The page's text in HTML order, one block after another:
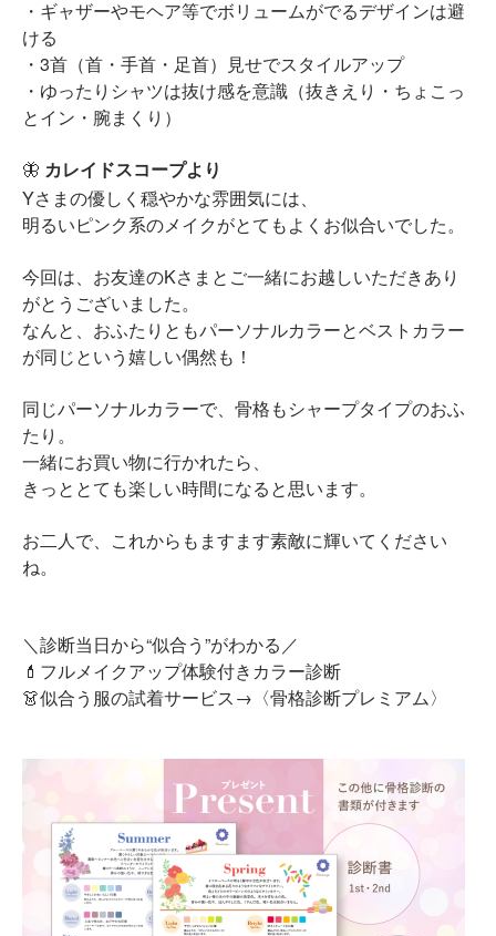
・ギャザーやモヘア等でボリュームがでるデザインは避
ける
・3首（首・手首・足首）見せでスタイルアップ
・ゆったりシャツは抜け感を意識（抜きえり・ちょこっ
とイン・腕まくり）
🦋 カレイドスコープより
Yさまの優しく穏やかな雰囲気には、
明るいピンク系のメイクがとてもよくお似合いでした。
今回は、お友達のKさまとご一緒にお越しいただきあり
がとうございました。
なんと、おふたりともパーソナルカラーとベストカラー
が同じという嬉しい偶然も！
同じパーソナルカラーで、骨格もシャープタイプのおふ
たり。
一緒にお買い物に行かれたら、
きっととても楽しい時間になると思います。
お二人で、これからもますます素敵に輝いてください
ね。
＼診断当日から“似合う”がわかる／
💄フルメイクアップ体験付きカラー診断
👗似合う服の試着サービス→〈骨格診断プレミアム〉